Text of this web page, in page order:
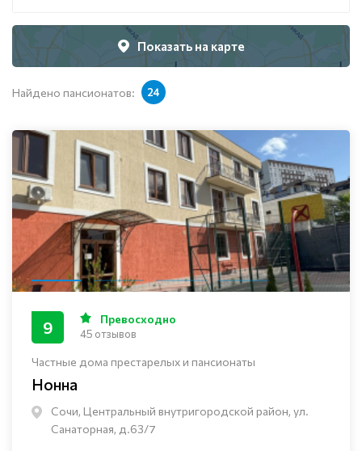
Показать на карте
Найдено пансионатов: 24
Частные дома престарелых и пансионаты
Нонна
Сочи, Центральный внутригородской район, ул.
Санаторная, д.63/7
9 Превосходно
45 отзывов